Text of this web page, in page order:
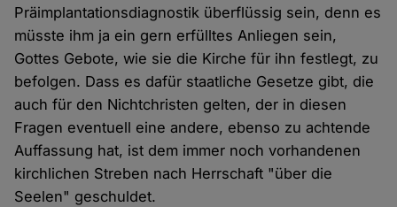
Präimplantationsdiagnostik überflüssig sein, denn es
müsste ihm ja ein gern erfülltes Anliegen sein,
Gottes Gebote, wie sie die Kirche für ihn festlegt, zu
befolgen. Dass es dafür staatliche Gesetze gibt, die
auch für den Nichtchristen gelten, der in diesen
Fragen eventuell eine andere, ebenso zu achtende
Auffassung hat, ist dem immer noch vorhandenen
kirchlichen Streben nach Herrschaft "über die
Seelen" geschuldet.